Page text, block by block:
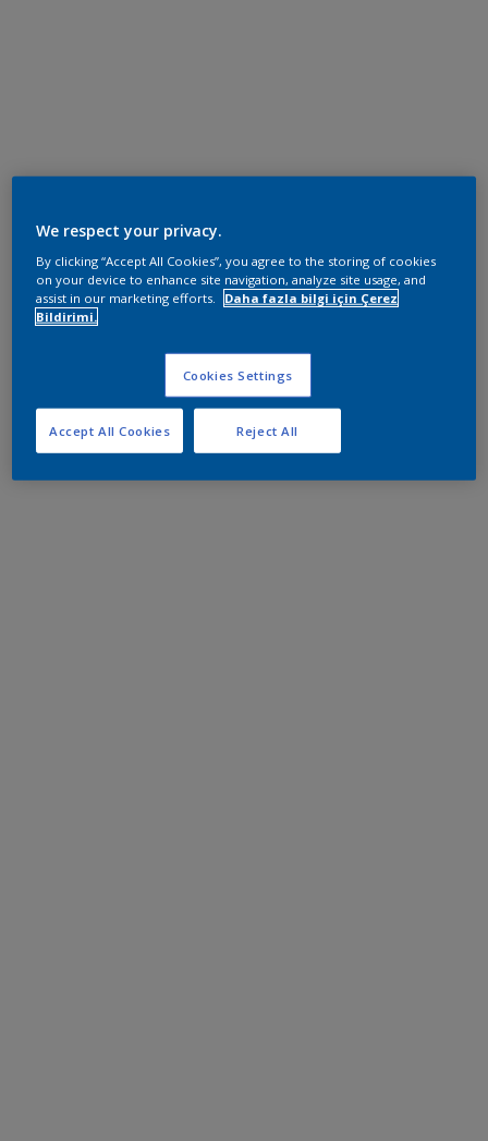
We respect your privacy.
By clicking “Accept All Cookies”, you agree to the storing of cookies
on your device to enhance site navigation, analyze site usage, and
assist in our marketing efforts.
Daha fazla bilgi için Çerez
Bildirimi.
Cookies Settings
Reject All
Accept All Cookies